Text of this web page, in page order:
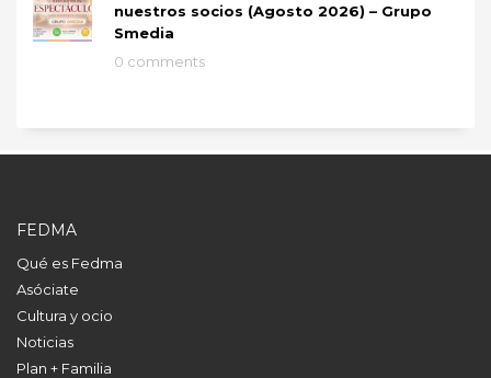
nuestros socios (Agosto 2026) – Grupo
Smedia
0 comments
FEDMA
Qué es Fedma
Asóciate
Cultura y ocio
Noticias
Plan + Familia